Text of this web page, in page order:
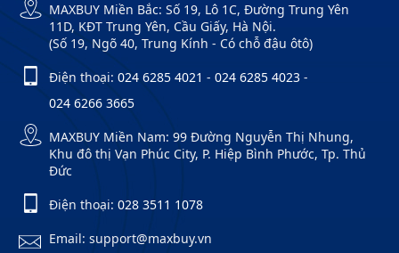
MAXBUY Miền Bắc: Số 19, Lô 1C, Đường Trung Yên
11D, KĐT Trung Yên, Cầu Giấy, Hà Nội.
(Số 19, Ngõ 40, Trung Kính - Có chỗ đậu ôtô)
Điện thoại: 024 6285 4021 - 024 6285 4023 -
024 6266 3665
MAXBUY Miền Nam: 99 Đường Nguyễn Thị Nhung,
Khu đô thị Vạn Phúc City, P. Hiệp Bình Phước, Tp. Thủ
Đức
Điện thoại: 028 3511 1078
Email: support@maxbuy.vn